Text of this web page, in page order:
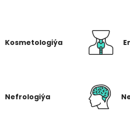
Kosmetologiýa
Nefrologiýa